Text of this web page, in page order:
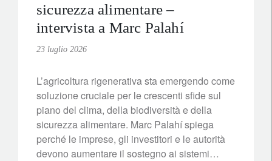
sicurezza alimentare –
intervista a Marc Palahí
23 luglio 2026
L’agricoltura rigenerativa sta emergendo come
soluzione cruciale per le crescenti sfide sul
piano del clima, della biodiversità e della
sicurezza alimentare. Marc Palahí spiega
perché le imprese, gli investitori e le autorità
devono aumentare il sostegno ai sistemi